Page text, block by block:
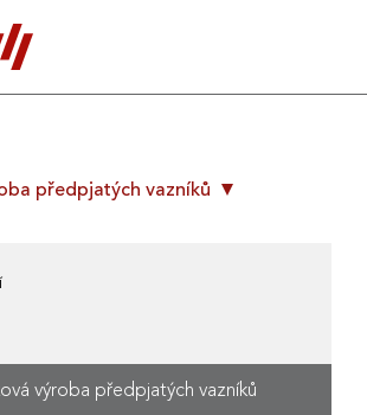
předpjatých vazníků
výroba předpjatých vazníků